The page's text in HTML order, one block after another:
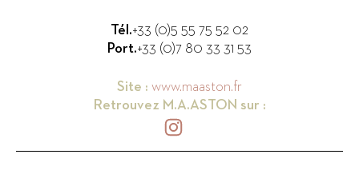
Tél.+33 (0)5 55 75 52 02
Port.+33 (0)7 80 33 31 53
Site : www.maaston.fr
Retrouvez M.A.ASTON sur :